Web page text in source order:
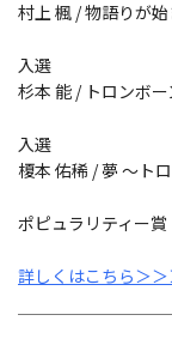
村上 楓 /物語りが
入選
杉本 能 / トロンボ
入選
榎本 佑稀 /夢 ～ト
ポピュラリティー賞
詳しくはこちら＞＞